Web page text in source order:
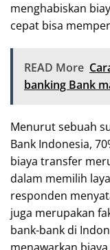
menghabiskan
cepat bisa
READ More
banking Bank
Menurut sebuah
Bank Indonesia,
biaya transfer
dalam memilih
responden
juga merupakan
bank-bank di